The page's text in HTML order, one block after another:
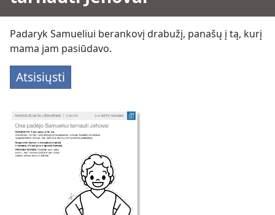
Padaryk Samueliui berankovį drabužį, panašų į tą, kurį
mama jam pasiūdavo.
Atsisiųsti